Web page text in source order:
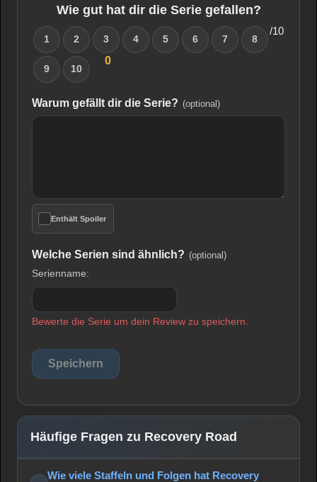
Wie gut hat dir die Serie gefallen?
1 2 3 4 5 6 7 8
9 10
0
/10
Warum gefällt dir die Serie? (optional)
Enthält Spoiler
Welche Serien sind ähnlich? (optional)
Serienname:
Bewerte die Serie um dein Review zu speichern.
Häufige Fragen zu Recovery Road
Wie viele Staffeln und Folgen hat Recovery